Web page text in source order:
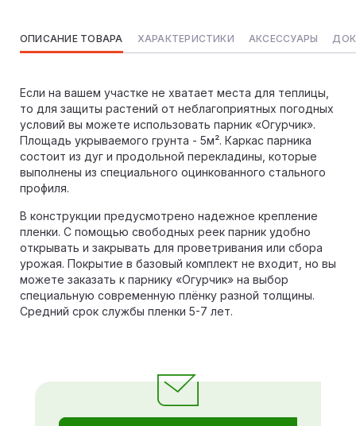
ОПИСАНИЕ ТОВАРА ХАРАКТЕРИСТИКИ АКСЕССУАРЫ
Если на вашем участке не хватает места для теплицы,
то для защиты растений от неблагоприятных погодных
условий вы можете использовать парник «Огурчик».
Площадь укрываемого грунта - 5м². Каркас парника
состоит из дуг и продольной перекладины, которые
выполнены из специального оцинкованного стального
профиля.
В конструкции предусмотрено надежное крепление
пленки. С помощью свободных реек парник удобно
открывать и закрывать для проветривания или сбора
урожая. Покрытие в базовый комплект не входит, но вы
можете заказать к парнику «Огурчик» на выбор
специальную современную плёнку разной толщины.
Средний срок службы пленки 5-7 лет.